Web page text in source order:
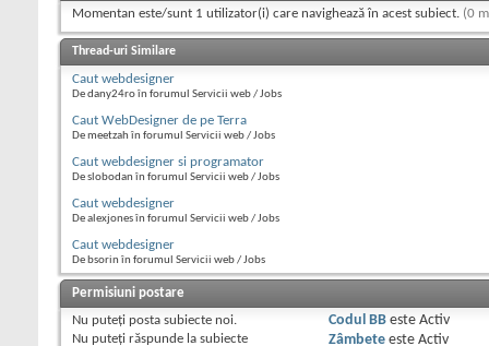
Momentan este/sunt 1 utilizator(i) care navighează în acest subiect. (0
Thread-uri Similare
Caut webdesigner
De dany24ro în forumul Servicii web / Jobs
Caut WebDesigner de pe Terra
De meetzah în forumul Servicii web / Jobs
Caut webdesigner si programator
De slobodan în forumul Servicii web / Jobs
Caut webdesigner
De alexjones în forumul Servicii web / Jobs
Caut webdesigner
De bsorin în forumul Servicii web / Jobs
Permisiuni postare
Nu puteţi posta subiecte noi.
Nu puteţi răspunde la subiecte
Codul BBeste Activ
Zâmbeteeste Activ